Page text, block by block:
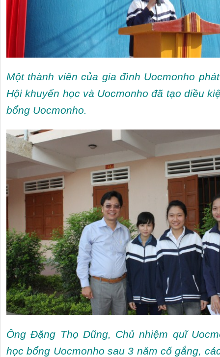
Một thành viên của gia đình Uocmonho
Hội khuyến học và Uocmonho đã tạo diều
bổng Uocmonho.
Ông Đặng Thọ Dũng, Chủ nhiệm quĩ
học bổng Uocmonho sau 3 năm cố gắng,